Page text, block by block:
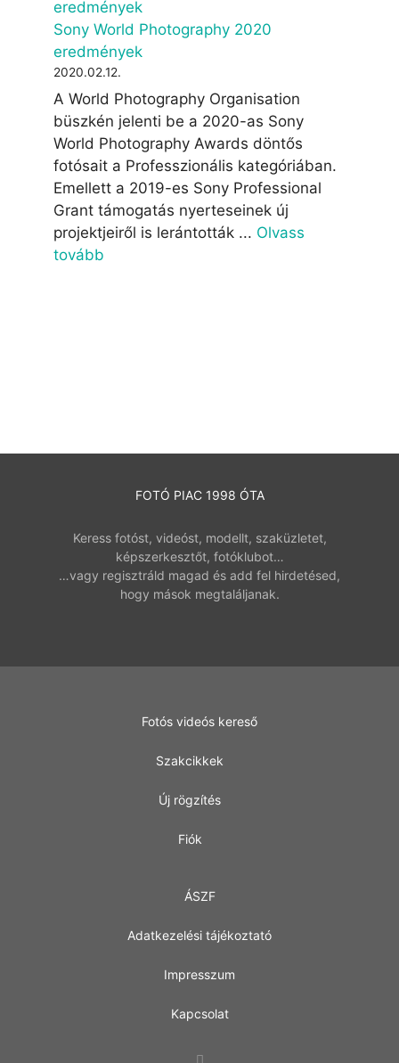
Sony World Photography 2020
eredmények
2020.02.12.
A World Photography Organisation
büszkén jelenti be a 2020-as Sony
World Photography Awards döntős
fotósait a Professzionális kategóriában.
Emellett a 2019-es Sony Professional
Grant támogatás nyerteseinek új
projektjeiről is lerántották ... Olvass
tovább
FOTÓ PIAC 1998 ÓTA
Keress fotóst, videóst, modellt, szaküzletet,
képszerkesztőt, fotóklubot…
…vagy regisztráld magad és add fel hirdetésed,
hogy mások megtaláljanak.
Fotós videós kereső
Szakcikkek
Új rögzítés
Fiók
ÁSZF
Adatkezelési tájékoztató
Impresszum
Kapcsolat